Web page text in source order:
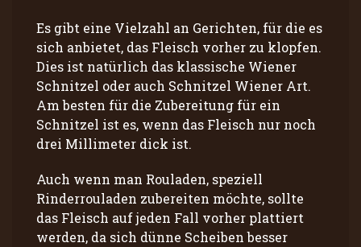
Es gibt eine Vielzahl an Gerichten, für die es
sich anbietet, das Fleisch vorher zu klopfen.
Dies ist natürlich das klassische Wiener
Schnitzel oder auch Schnitzel Wiener Art.
Am besten für die Zubereitung für ein
Schnitzel ist es, wenn das Fleisch nur noch
drei Millimeter dick ist.
Auch wenn man Rouladen, speziell
Rinderrouladen zubereiten möchte, sollte
das Fleisch auf jeden Fall vorher plattiert
werden, da sich dünne Scheiben besser